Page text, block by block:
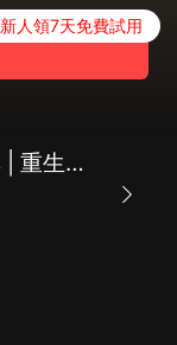
新人領7天免費試用
她眼中有鬼 | 懸疑靈異 | 重生渡魂 | 恐怖驚悚 | 升級打怪